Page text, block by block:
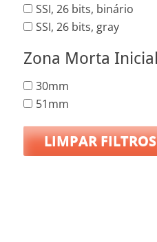
SSI, 26 bits, binário
SSI, 26 bits, gray
Zona Morta Inicial
30mm
51mm
LIMPAR FILTROS